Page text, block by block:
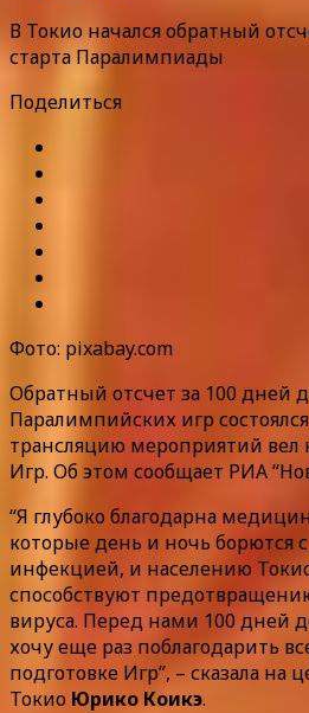
В Токио начался обратный
старта Паралимпиады
Поделиться
Фото: pixabay.com
Обратный отсчет за 100 дней
Паралимпийских игр
трансляцию мероприятий вел
Игр. Об этом сообщает РИА
“Я глубоко благодарна
которые день и ночь борются
инфекцией, и населению
способствуют
вируса. Перед нами 100 дней
хочу еще раз поблагодарить
подготовке Игр”, – сказала на
Токио Юрико Коикэ.